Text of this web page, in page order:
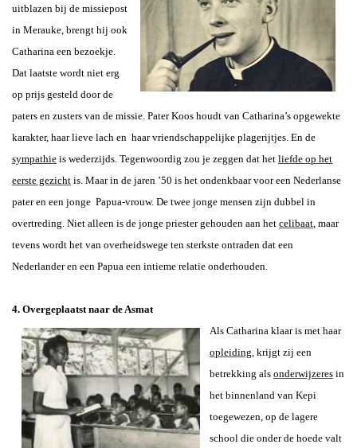
uitblazen bij de missiepost
in Merauke, brengt hij ook
Catharina een bezoekje.
Dat laatste wordt niet erg
op prijs gesteld door de
paters en zusters van de missie. Pater Koos houdt van Catharina’s opgewekte
karakter, haar lieve lach en haar vriendschappelijke plagerijtjes. En de
sympathie is wederzijds. Tegenwoordig zou je zeggen dat het liefde op het
eerste gezicht is. Maar in de jaren ’50 is het ondenkbaar voor een Nederlanse
pater en een jonge Papua-vrouw. De twee jonge mensen zijn dubbel in
overtreding. Niet alleen is de jonge priester gehouden aan het celibaat , maar
tevens wordt het van overheidswege ten sterkste ontraden dat een
Nederlander en een Papua een intieme relatie onderhouden.
4. Overgeplaatst naar de Asmat
Als Catharina klaar is met haar
opleiding , krijgt zij een
betrekking als onderwijzeres in
het binnenland van Kepi
toegewezen, op de lagere
school die onder de hoede valt